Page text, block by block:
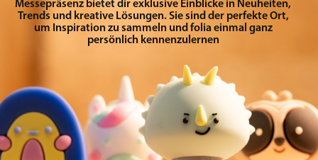
Messepräsenz bietet dir exklusive Einblicke in Neuheiten,
Trends und kreative Lösungen. Sie sind der perfekte Ort,
um Inspiration zu sammeln und folia einmal ganz
persönlich kennenzulernen